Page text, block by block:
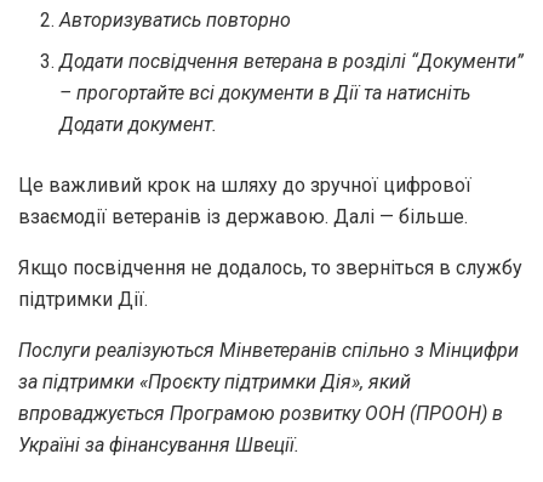
Авторизуватись повторно
Додати посвідчення ветерана в розділі “Документи”
– прогортайте всі документи в Дії та натисніть
Додати документ.
Це важливий крок на шляху до зручної цифрової
взаємодії ветеранів із державою. Далі — більше.
Якщо посвідчення не додалось, то зверніться в службу
підтримки Дії.
Послуги реалізуються Мінветеранів спільно з Мінцифри
за підтримки «Проєкту підтримки Дія», який
впроваджується Програмою розвитку ООН (ПРООН) в
Україні за фінансування Швеції.